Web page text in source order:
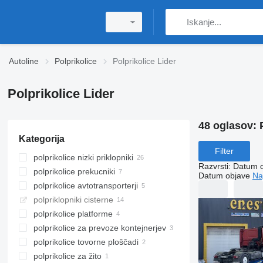
Autoline Polprikolice Polprikolice Lider
Polprikolice Lider
Kategorija
polprikolice nizki priklopniki
polprikolice prekucniki
polprikolice avtotransporterji
polpriklopniki cisterne
polprikolice platforme
polprikolice za prevoze kontejnerjev
polprikolice tovorne ploščadi
polprikolice za žito
48 oglasov:
Filter
Razvrsti: Datum
Datum objave